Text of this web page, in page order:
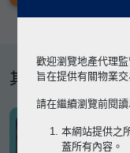
其他專題
歡迎瀏覽地產代理
旨在提供有關物業
請在繼續瀏覽前閱
本網站提供之
蓋所有內容。